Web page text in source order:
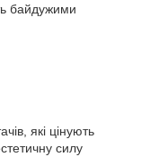
байдужими
які цінують
силу